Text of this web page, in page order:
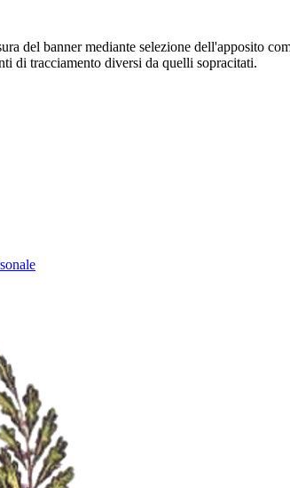
del banner mediante selezione dell'apposito
di tracciamento diversi da quelli sopracitati.